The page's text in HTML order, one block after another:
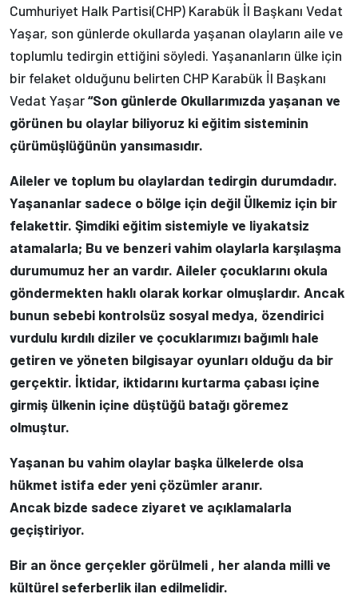
Cumhuriyet Halk Partisi(CHP) Karabük İl Başkanı Vedat
Yaşar, son günlerde okullarda yaşanan olayların aile ve
toplumlu tedirgin ettiğini söyledi. Yaşananların ülke için
bir felaket olduğunu belirten CHP Karabük İl Başkanı
Vedat Yaşar“Son günlerde Okullarımızda yaşanan ve
görünen bu olaylar biliyoruz ki eğitim sisteminin
çürümüşlüğünün yansımasıdır.
Aileler ve toplum bu olaylardan tedirgin durumdadır.
Yaşananlar sadece o bölge için değil Ülkemiz için bir
felakettir. Şimdiki eğitim sistemiyle ve liyakatsiz
atamalarla; Bu ve benzeri vahim olaylarla karşılaşma
durumumuz her an vardır. Aileler çocuklarını okula
göndermekten haklı olarak korkar olmuşlardır. Ancak
bunun sebebi kontrolsüz sosyal medya, özendirici
vurdulu kırdılı diziler ve çocuklarımızı bağımlı hale
getiren ve yöneten bilgisayar oyunları olduğu da bir
gerçektir. İktidar, iktidarını kurtarma çabası içine
girmiş ülkenin içine düştüğü batağı göremez
olmuştur.
Yaşanan bu vahim olaylar başka ülkelerde olsa
hükmet istifa eder yeni çözümler aranır.
Ancak bizde sadece ziyaret ve açıklamalarla
geçiştiriyor.
Bir an önce gerçekler görülmeli , her alanda milli ve
kültürel seferberlik ilan edilmelidir.